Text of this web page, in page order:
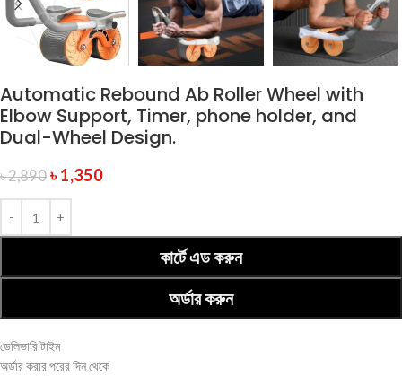
Automatic Rebound Ab Roller Wheel with
Elbow Support, Timer, phone holder, and
Dual-Wheel Design.
৳2,890 ৳1,350
কার্টে এড করুন
অর্ডার করুন
ডেলিভারি টাইম
অর্ডার করার পরের দিন থেকে